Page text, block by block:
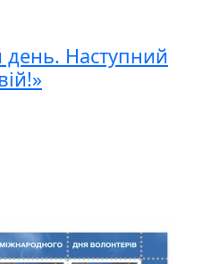
Наступний